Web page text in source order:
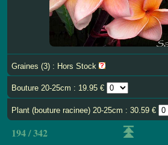
Graines (3) : Hors Stock
Bouture 20-25cm : 19.95 €
Plant (bouture racinee) 20-25cm : 30.59 €
194 / 342